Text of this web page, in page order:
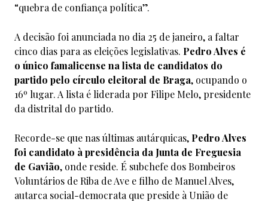
“quebra de confiança política”.
A decisão foi anunciada no dia 25 de janeiro, a faltar
cinco dias para as eleições legislativas. Pedro Alves é
o único famalicense na lista de candidatos do
partido pelo círculo eleitoral de Braga, ocupando o
16º lugar. A lista é liderada por Filipe Melo, presidente
da distrital do partido.
Recorde-se que nas últimas autárquicas, Pedro Alves
foi candidato à presidência da Junta de Freguesia
de Gavião, onde reside. É subchefe dos Bombeiros
Voluntários de Riba de Ave e filho de Manuel Alves,
autarca social-democrata que preside à União de